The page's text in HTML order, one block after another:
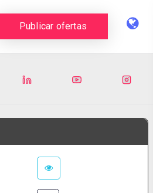
Publicar ofertas